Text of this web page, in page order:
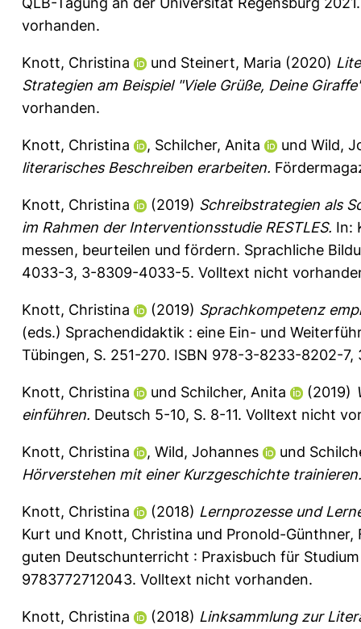
vorhanden.
Knott, Christina und Steinert, Maria (2020)
Strategien am Beispiel "Viele Grüße, Deine
vorhanden.
Knott, Christina , Schilcher, Anita und Wild,
literarisches Beschreiben erarbeiten.
Knott, Christina (2019) Schreibstrategien als
im Rahmen der Interventionsstudie RESTLES. In:
messen, beurteilen und fördern. Sprachliche
4033-3, 3-8309-4033-5. Volltext nicht
Knott, Christina (2019) Sprachkompetenz
(eds.) Sprachendidaktik : eine Ein- und
Tübingen, S. 251-270. ISBN 978-3-8233-8202-
Knott, Christina und Schilcher, Anita (2019)
einführen. Deutsch 5-10, S. 8-11. Volltext nicht
Knott, Christina , Wild, Johannes und
Hörverstehen mit einer Kurzgeschichte trainieren.
Knott, Christina (2018) Lernprozesse und
Kurt und Knott, Christina und Pronold-Günthner,
guten Deutschunterricht : Praxisbuch für
9783772712043. Volltext nicht vorhanden.
Knott, Christina (2018) Linksammlung zur